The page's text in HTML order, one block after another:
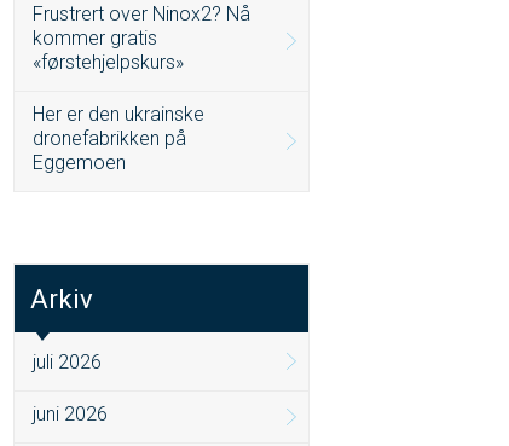
Frustrert over Ninox2? Nå
kommer gratis
«førstehjelpskurs»
Her er den ukrainske
dronefabrikken på
Eggemoen
Arkiv
juli 2026
juni 2026